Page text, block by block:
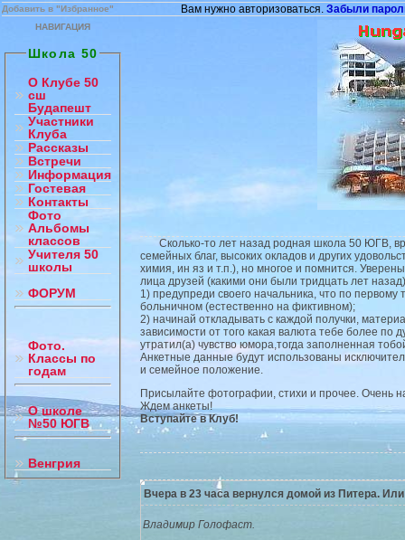
Добавить в "Избранное" Вам нужно авторизоваться. Забыли
НАВИГАЦИЯ
Школа 50
О Клубе 50
сш
Будапешт
Участники
Клуба
Рассказы
Встречи
Информация
Гостевая
Контакты
Фото
Альбомы
классов
Учителя 50
школы
ФОРУМ
Фото.
Классы по
годам
О школе
№50 ЮГВ
Венгрия
Сколько-то лет назад родная школа 50 ЮГВ,
семейных благ, высоких окладов и других
химия, ин яз и т.п.), но многое и помнится.
лица друзей (какими они были тридцать лет
1) предупреди своего начальника, что по
больничном (естественно на фиктивном);
2) начинай откладывать с каждой получки,
зависимости от того какая валюта тебе более по
утратил(а) чувство юмора,тогда заполненная
Анкетные данные будут использованы
и семейное положение.
Присылайте фотографии, стихи и прочее. Очень
Ждем анкеты!
Вступайте в Клуб!
Вчера в 23 часа вернулся домой из Питера.
Владимир Голофаст.